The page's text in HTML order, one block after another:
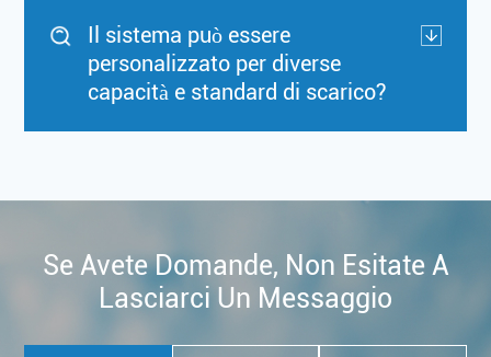
Il sistema può essere
personalizzato per diverse
capacità e standard di scarico?
Se Avete Domande, Non Esitate A
Lasciarci Un Messaggio